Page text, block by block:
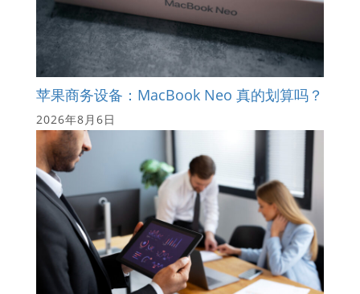
苹果商务设备：MacBook Neo 真的划算吗？
2026年8月6日